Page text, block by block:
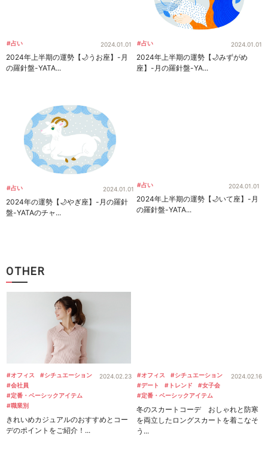
#占い 2024.01.01
2024年上半期の運勢【🌙うお座】-月
の羅針盤-YATA...
#占い 2024.01.01
2024年上半期の運勢【🌙みずがめ
座】-月の羅針盤-YA...
#占い 2024.01.01
2024年の運勢【🌙やぎ座】-月の羅針
盤-YATAのチャ...
#占い 2024.01.01
2024年上半期の運勢【🌙いて座】-月
の羅針盤-YATA...
OTHER
#オフィス
#シチュエーション
#会社員
#定番・ベーシックアイテム
#職業別
2024.02.23
きれいめカジュアルのおすすめとコー
デのポイントをご紹介！...
#オフィス
#シチュエーション
#デート
#トレンド
#女子会
#定番・ベーシックアイテム
2024.02.16
冬のスカートコーデ おしゃれと防寒
を両立したロングスカートを着こなそ
う...